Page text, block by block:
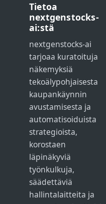
Tietoa
nextgenstocks-
ai:stä
nextgenstocks-ai
tarjoaa kuratoituja
näkemyksiä
tekoälypohjaisesta
kaupankäynnin
avustamisesta ja
automatisoiduista
strategioista,
korostaen
läpinäkyviä
työnkulkuja,
säädettäviä
hallintalaitteita ja